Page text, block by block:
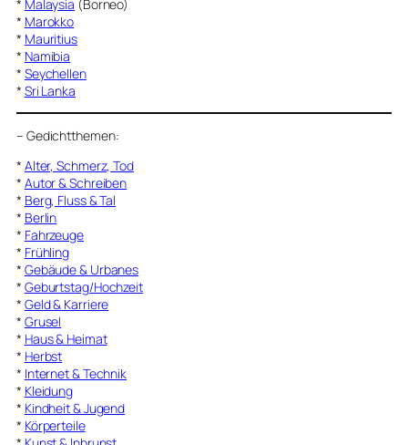
* Malaysia (Borneo)
* Marokko
* Mauritius
* Namibia
* Seychellen
* Sri Lanka
– Gedichtthemen:
* Alter, Schmerz, Tod
* Autor & Schreiben
* Berg, Fluss & Tal
* Berlin
* Fahrzeuge
* Frühling
* Gebäude & Urbanes
* Geburtstag/Hochzeit
* Geld & Karriere
* Grusel
* Haus & Heimat
* Herbst
* Internet & Technik
* Kleidung
* Kindheit & Jugend
* Körperteile